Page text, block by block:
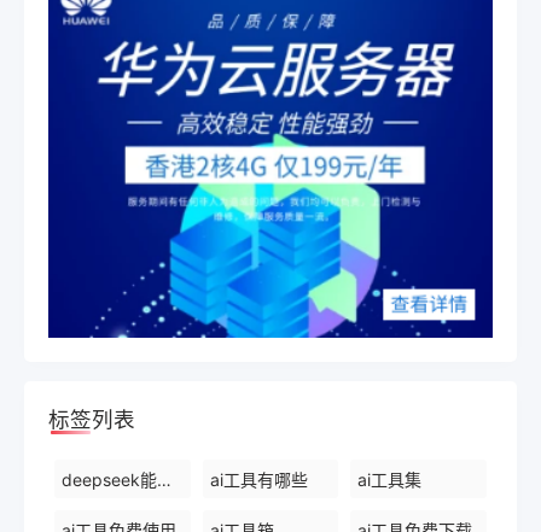
标签列表
deepseek能干什么 ai工具有哪些 ai工具集